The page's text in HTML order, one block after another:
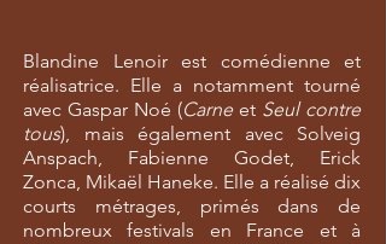
Blandine Lenoir est comédienne et
réalisatrice. Elle a notamment tourné
avec Gaspar Noé (Carneet Seul contre
tous), mais également avec Solveig
Anspach, Fabienne Godet, Erick
Zonca, Mikaël Haneke. Elle a réalisé dix
courts métrages, primés dans de
nombreux festivals en France et à